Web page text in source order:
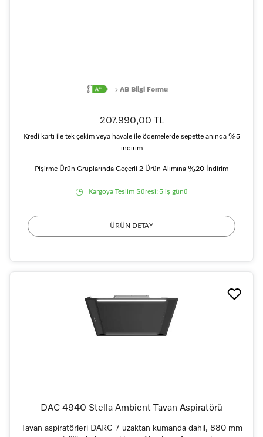
AB Bilgi Formu
207.990,00 TL
Kredi kartı ile tek çekim veya havale ile ödemelerde sepette anında %5
indirim
Pişirme Ürün Gruplarında Geçerli 2 Ürün Alımına %20 İndirim
Kargoya Teslim Süresi: 5 iş günü
ÜRÜN DETAY
DAC 4940 Stella Ambient Tavan Aspiratörü
Tavan aspiratörleri DARC 7 uzaktan kumanda dahil, 880 mm